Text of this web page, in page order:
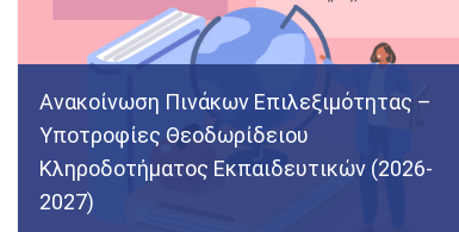
Ανακοίνωση Πινάκων Επιλεξιμότητας –
Υποτροφίες Θεοδωρίδειου
Κληροδοτήματος Εκπαιδευτικών (2026-
2027)